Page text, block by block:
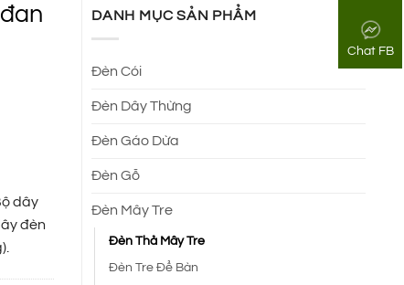
Chat FB
DANH MỤC SẢN PHẨM
Đèn Cói
Đèn Dây Thừng
Đèn Gáo Dừa
Đèn Gỗ
Đèn Mây Tre
Đèn Thả Mây Tre
Đèn Tre Để Bàn
dây
đèn